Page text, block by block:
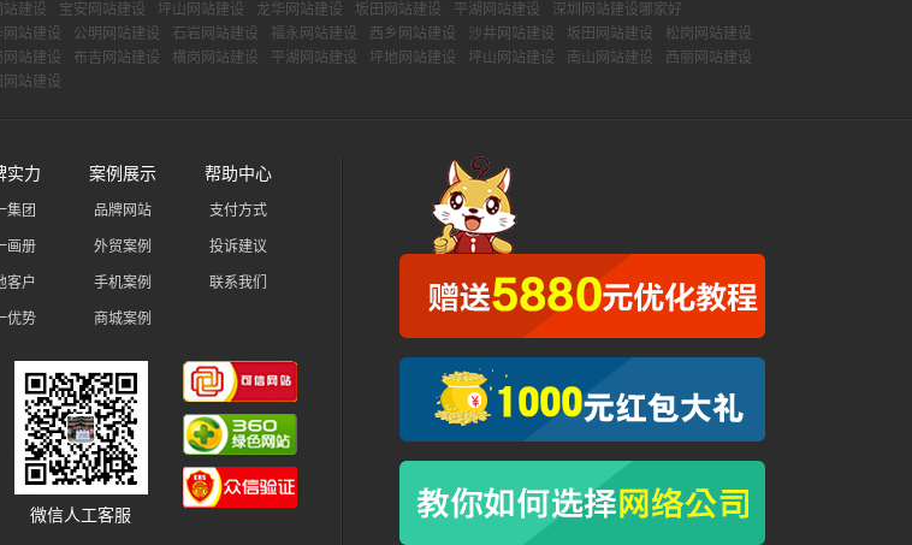
站建设 宝安网站建设 坪山网站建设 龙华网站建设 坂田网站建设 平湖网站建设
深圳网站建设哪家好
网站建设 公明网站建设 石岩网站建设 福永网站建设 西乡网站建设 沙井网站建设 坂田网站建设
松岗网站建设
网站建设 布吉网站建设 横岗网站建设 平湖网站建设 坪地网站建设 坪山网站建设 南山网站建设
西丽网站建设
网站建设
实力
集团
画册
客户
优势
案例展示
品牌网站
外贸案例
手机案例
商城案例
帮助中心
支付方式
投诉建议
联系我们
微信人工客服